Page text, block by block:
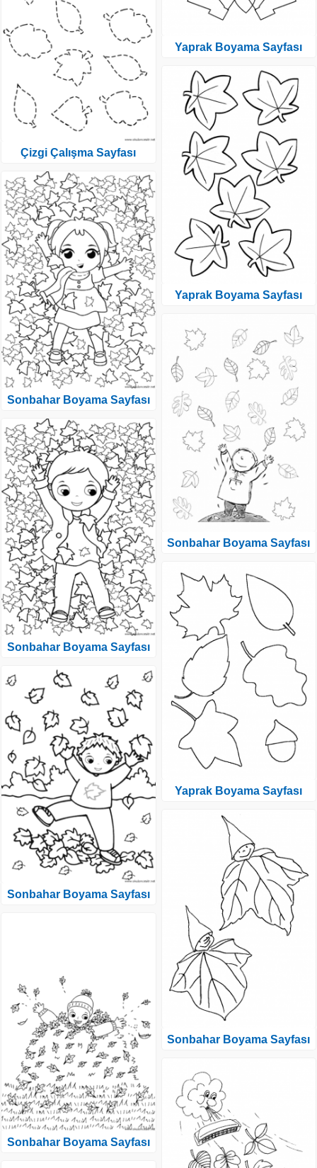
Çizgi Çalışma Sayfası
Sonbahar Boyama Sayfası
Sonbahar Boyama Sayfası
Sonbahar Boyama Sayfası
Sonbahar Boyama Sayfası
Yaprak Boyama Sayfası
Yaprak Boyama Sayfası
Sonbahar Boyama Sayfası
Yaprak Boyama Sayfası
Sonbahar Boyama Sayfası